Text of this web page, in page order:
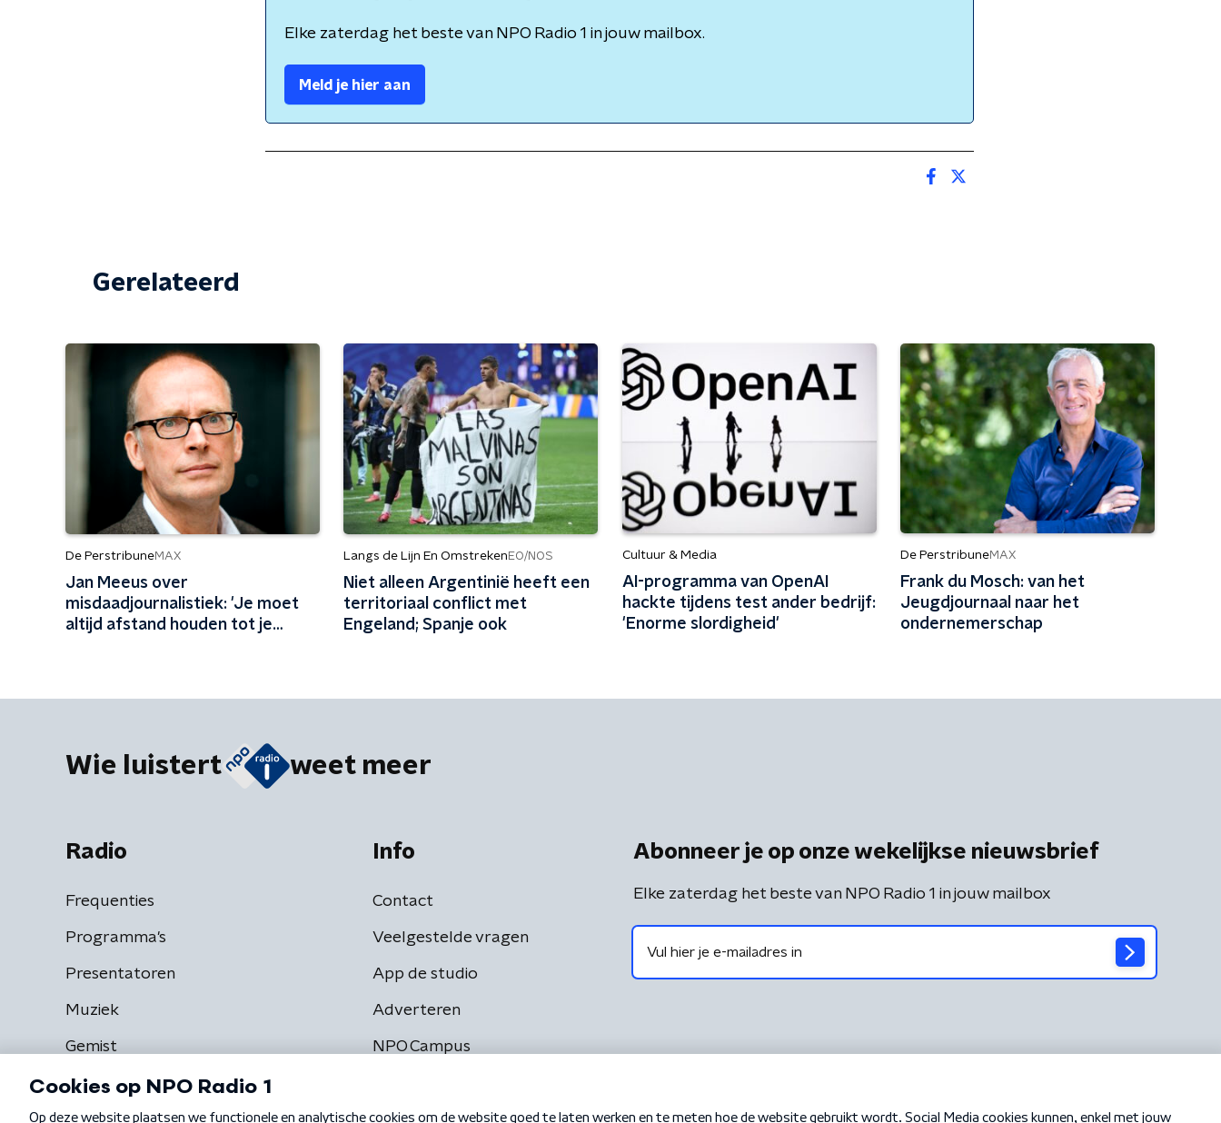
Elke zaterdag het beste van NPO Radio 1 in jouw mailbox.
Meld je hier aan
Gerelateerd
De PerstribuneMAX
Jan Meeus over
misdaadjournalistiek: 'Je moet
altijd afstand houden tot je
Langs de Lijn En Omstreken EO/NOS
Niet alleen Argentinië heeft een
territoriaal conflict met
Engeland; Spanje ook
Cultuur & Media
AI-programma van OpenAI
hackte tijdens test ander bedrijf:
'Enorme slordigheid'
De PerstribuneMAX
Frank du Mosch: van het
Jeugdjournaal naar het
ondernemerschap
Wie luistert weet meer
Radio
Frequenties
Programma's
Presentatoren
Muziek
Gemist
Info
Contact
Veelgestelde vragen
App de studio
Adverteren
NPO Campus
Abonneer je op onze wekelijkse nieuwsbrief
Elke zaterdag het beste van NPO Radio 1 in jouw mailbox